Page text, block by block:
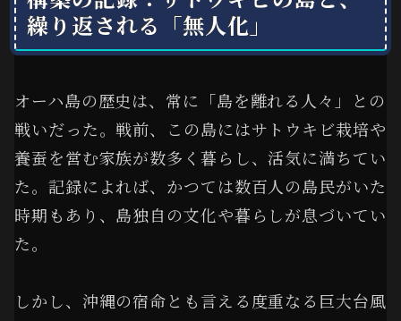
繰り返される「無人化」
オーハ島の歴史は、常に「島を離れる人々」との
戦いだった。戦前、この島にはサトウキビ栽培や
養蚕を営む家族が数多く暮らし、活気に満ちてい
た。記録によれば、かつては数百人の島民がいた
時期もあり、島独自の文化や暮らしが息づいてい
た。
しかし、沖縄の宿命とも言える度重なる巨大台風